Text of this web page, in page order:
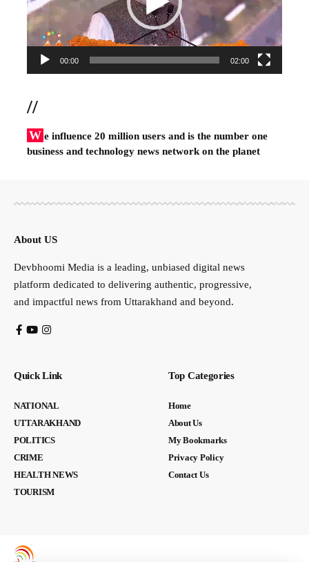
00:00 02:00
//
W e influence 20 million users and is the number one
business and technology news network on the planet
About US
Devbhoomi Media is a leading, unbiased digital news
platform dedicated to delivering authentic, progressive,
and impactful news from Uttarakhand and beyond.
Quick Link
NATIONAL
UTTARAKHAND
POLITICS
CRIME
HEALTH NEWS
TOURISM
Top Categories
Home
About Us
My Bookmarks
Privacy Policy
Contact Us